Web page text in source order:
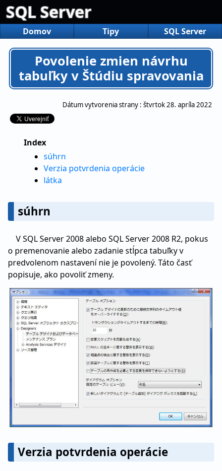
SQL Server
Domov Tipy SQL Server
Povolenie zmien návrhu
tabuľky v Štúdiu spravovania
Dátum vytvorenia strany : štvrtok 28. apríla 2022
Index
súhrn
Verzia potvrdenia operácie
látka
súhrn
V SQL Server 2008 alebo SQL Server 2008 R2, pokus
o premenovanie alebo zadanie stĺpca tabuľky v
predvolenom nastavení nie je povolený. Táto časť
popisuje, ako povoliť zmeny.
Verzia potvrdenia operácie